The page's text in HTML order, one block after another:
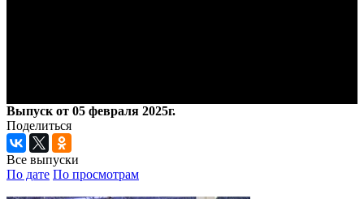
Выпуск от 05 февраля 2025г.
Поделиться
Все выпуски
По дате По просмотрам